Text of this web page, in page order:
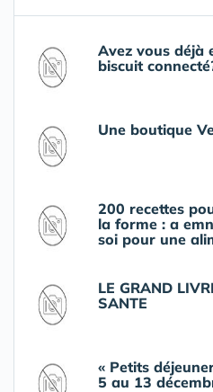
Avez vous déjà
biscuit
Une boutique
200 recettes
la forme : a
soi pour une
LE GRAND
SANTE
« Petits
5 au 13